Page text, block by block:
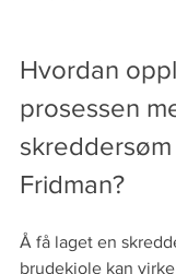
Hvordan
prosessen
Fridman?
Å få laget en
brudekjole kan